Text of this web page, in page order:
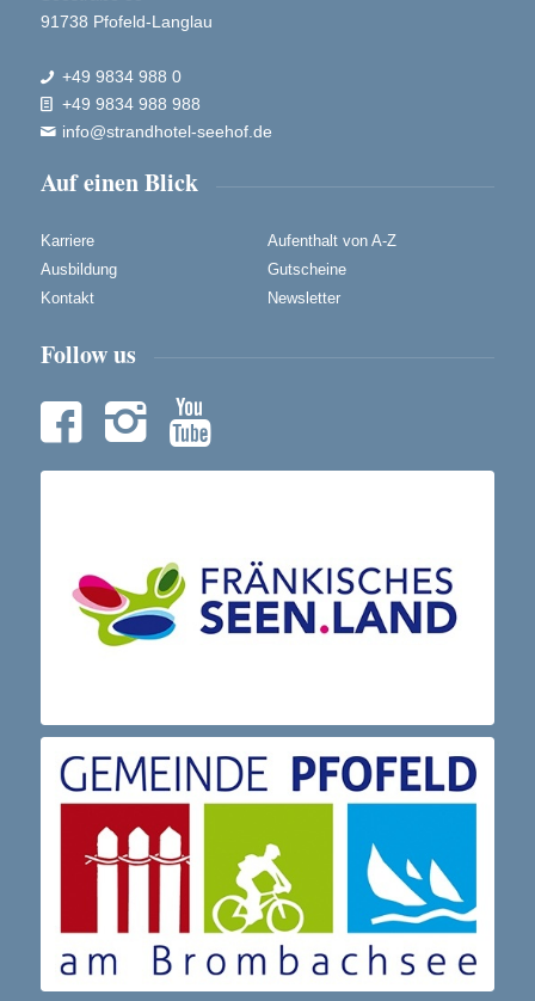
91738 Pfofeld-Langlau
 +49 9834 988 0
 +49 9834 988 988
 info@strandhotel-seehof.de
Auf einen Blick
Karriere
Ausbildung
Kontakt
Aufenthalt von A-Z
Gutscheine
Newsletter
Follow us